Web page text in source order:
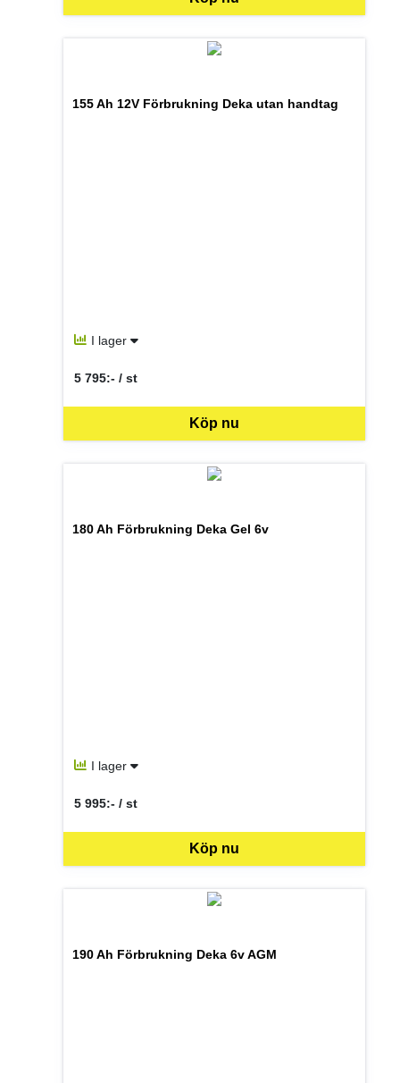
155 Ah 12V Förbrukning Deka utan handtag
I lager
Köp nu
5 795:- / st
SEK per ST
180 Ah Förbrukning Deka Gel 6v
I lager
Köp nu
5 995:- / st
SEK per ST
190 Ah Förbrukning Deka 6v AGM